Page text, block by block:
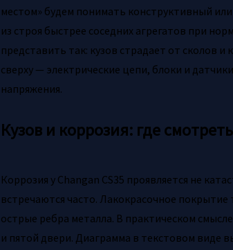
местом» будем понимать конструктивный
из строя быстрее соседних агрегатов при
представить так: кузов страдает от сколов
сверху — электрические цепи, блоки и
напряжения.
Кузов и коррозия: где
Коррозия у Changan CS35 проявляется не
встречаются часто. Лакокрасочное
острые ребра металла. В практическом
и пятой двери. Диаграмма в текстовом виде